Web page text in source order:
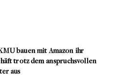
bauen mit Amazon ihr
trotz dem anspruchsvollen
aus